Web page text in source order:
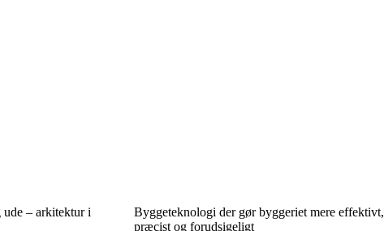
ude – arkitektur i
Byggeteknologi der gør byggeriet mere effektivt,
præcist og forudsigeligt